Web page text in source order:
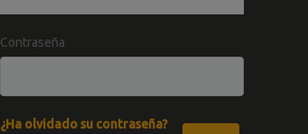
Contraseña
¿Ha olvidado su contraseña?